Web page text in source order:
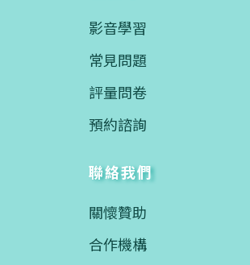
影音學習
常見問題
評量問卷
預約諮詢
聯絡我們
關懷贊助
合作機構